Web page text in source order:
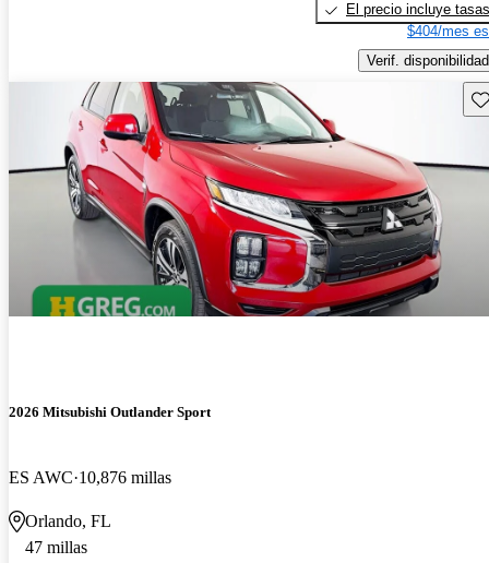
El precio incluye tasas
$404/mes
Verif. disponibilidad
2026 Mitsubishi Outlander Sport
ES AWC 10,876 millas
Orlando, FL
47 millas